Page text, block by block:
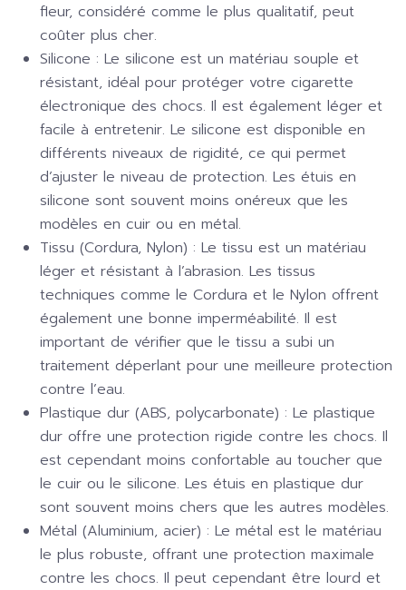
fleur, considéré comme le plus qualitatif, peut
coûter plus cher.
Silicone : Le silicone est un matériau souple et
résistant, idéal pour protéger votre cigarette
électronique des chocs. Il est également léger et
facile à entretenir. Le silicone est disponible en
différents niveaux de rigidité, ce qui permet
d’ajuster le niveau de protection. Les étuis en
silicone sont souvent moins onéreux que les
modèles en cuir ou en métal.
Tissu (Cordura, Nylon) : Le tissu est un matériau
léger et résistant à l’abrasion. Les tissus
techniques comme le Cordura et le Nylon offrent
également une bonne imperméabilité. Il est
important de vérifier que le tissu a subi un
traitement déperlant pour une meilleure protection
contre l’eau.
Plastique dur (ABS, polycarbonate) : Le plastique
dur offre une protection rigide contre les chocs. Il
est cependant moins confortable au toucher que
le cuir ou le silicone. Les étuis en plastique dur
sont souvent moins chers que les autres modèles.
Métal (Aluminium, acier) : Le métal est le matériau
le plus robuste, offrant une protection maximale
contre les chocs. Il peut cependant être lourd et